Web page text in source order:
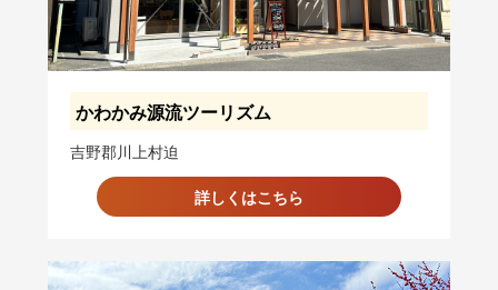
かわかみ源流ツーリズム
吉野郡川上村迫
詳しくはこちら